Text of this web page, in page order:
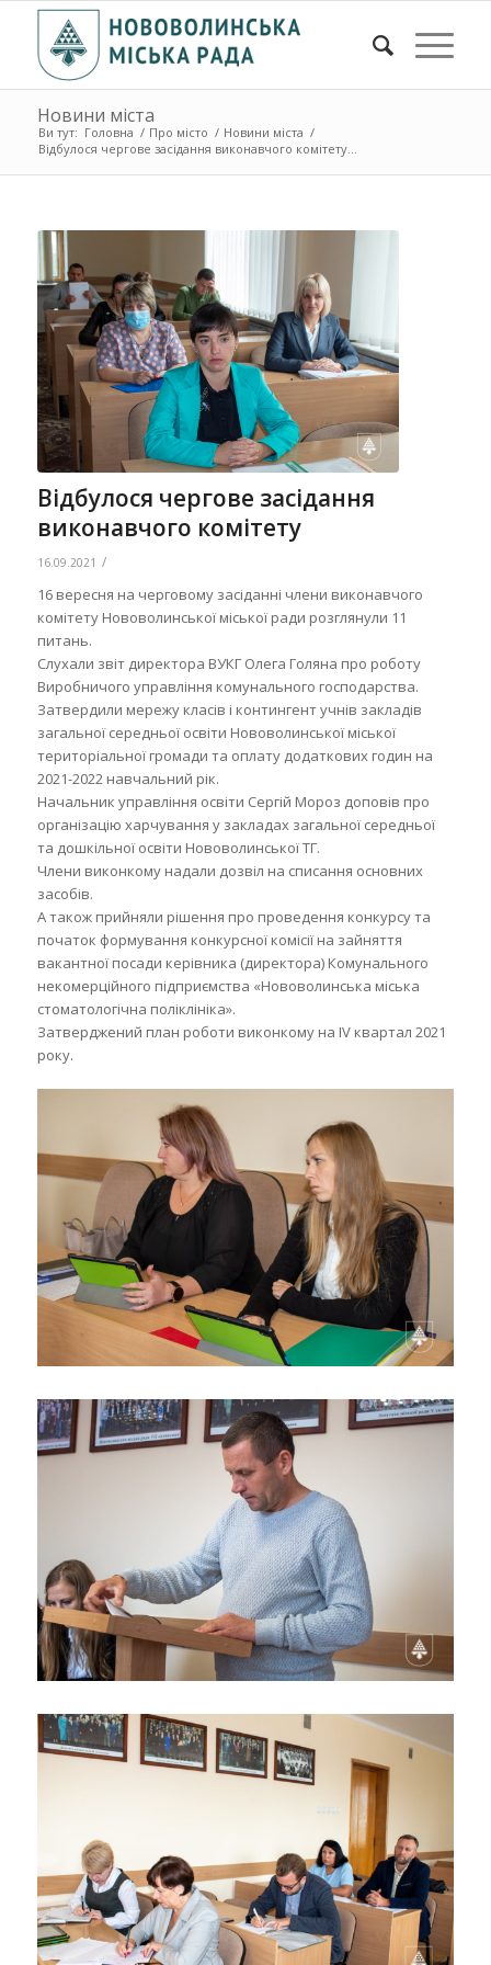
Новини міста
Ви тут: Головна / Про місто / Новини міста /
Відбулося чергове засідання виконавчого комітету...
Відбулося чергове засідання
виконавчого комітету
16.09.2021 /
16 вересня на черговому засіданні члени виконавчого
комітету Нововолинської міської ради розглянули 11
питань.
Слухали звіт директора ВУКГ Олега Голяна про роботу
Виробничого управління комунального господарства.
Затвердили мережу класів і контингент учнів закладів
загальної середньої освіти Нововолинської міської
територіальної громади та оплату додаткових годин на
2021-2022 навчальний рік.
Начальник управління освіти Сергій Мороз доповів про
організацію харчування у закладах загальної середньої
та дошкільної освіти Нововолинської ТГ.
Члени виконкому надали дозвіл на списання основних
засобів.
А також прийняли рішення про проведення конкурсу та
початок формування конкурсної комісії на зайняття
вакантної посади керівника (директора) Комунального
некомерційного підприємства «Нововолинська міська
стоматологічна поліклініка».
Затверджений план роботи виконкому на ІV квартал 2021
року.